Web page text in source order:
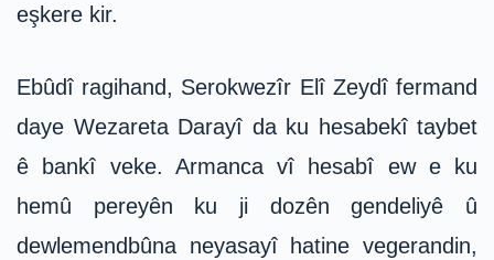
eşkere kir.
Ebûdî ragihand, Serokwezîr Elî Zeydî fermand
daye Wezareta Darayî da ku hesabekî taybet
ê bankî veke. Armanca vî hesabî ew e ku
hemû pereyên ku ji dozên gendeliyê û
dewlemendbûna neyasayî hatine vegerandin,